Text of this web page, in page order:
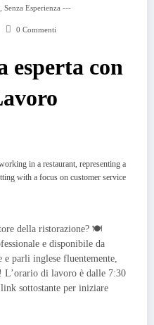
, Senza Esperienza ---
0 Commenti
esperta con
della ristorazione? 🍽️
e disponibile da
e parli inglese fluentemente,
L’orario di lavoro è dalle 7:30
sottostante per iniziare